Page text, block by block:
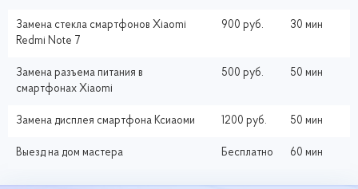
Замена стекла смартфонов Xiaomi
Redmi Note 7
900 руб. 30 мин
Замена разъема питания в
смартфонах Xiaomi
500 руб. 50 мин
Замена дисплея смартфона Ксиаоми 1200 руб. 50 мин
Выезд на дом мастера Бесплатно 60 мин